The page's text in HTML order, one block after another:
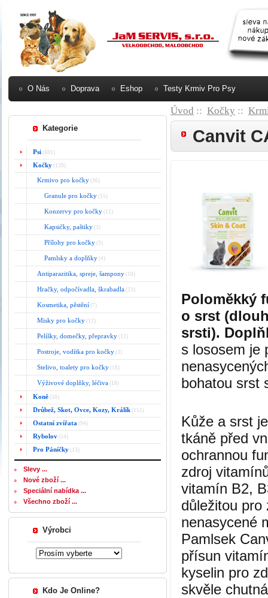
O Nás Doprava Eshop Testy Krmiv Pro Psy
Kategorie
Psi (881)
Kočky (139)
Krmivo pro kočky (36)
Granule pro kočky (15)
Konzervy pro kočky (11)
Kapsičky, paštiky (3)
Přílohy pro kočky (3)
Pamlsky a doplňky (4)
Antiparazitika, spreje, šampony (10)
Hračky, odpočívadla, škrabadla (23)
Kosmetika, pěstění (7)
Misky pro kočky (12)
Pelíšky, domečky, přepravky (12)
Postroje, vodítka pro kočky (3)
Stelivo, toalety pro kočky (18)
Výživové doplňky, léčiva (18)
Koně (50)
Drůbež, Skot, Ovce, Kozy, Králík (151)
Ostatní zvířata (94)
Rybolov (54)
Pro Páníčky (13)
Slevy ...
Nové zboží ...
Speciální nabídka ...
Všechno zboží ...
Výrobci
Kdo Je Online?
Úvod :: Kočky ::
Canvit
Poloměkký
o srst
srsti).
s lososem je
bohatou srst
Kůže a srst
tkáně před
ochrannou
zdroj
vitamín B2,
důležitou
nenasycené
Pamlsek
přísun
kyselin pro
skvěle